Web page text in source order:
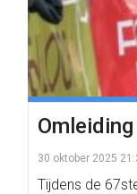
30 oktober 2025
Tijdens de